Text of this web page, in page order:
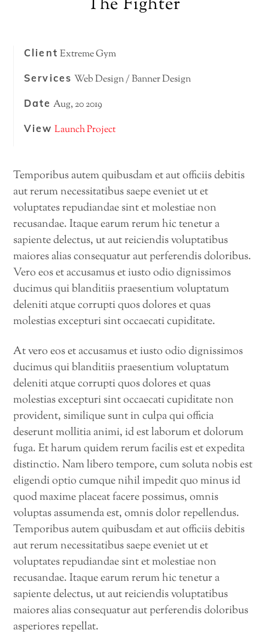
Client Extreme Gym
Services Web Design / Banner Design
Date Aug, 20 2019
View Launch Project
Temporibus autem quibusdam et aut officiis debitis
aut rerum necessitatibus saepe eveniet ut et
voluptates repudiandae sint et molestiae non
recusandae. Itaque earum rerum hic tenetur a
sapiente delectus, ut aut reiciendis voluptatibus
maiores alias consequatur aut perferendis doloribus.
Vero eos et accusamus et iusto odio dignissimos
ducimus qui blanditiis praesentium voluptatum
deleniti atque corrupti quos dolores et quas
molestias excepturi sint occaecati cupiditate.
At vero eos et accusamus et iusto odio dignissimos
ducimus qui blanditiis praesentium voluptatum
deleniti atque corrupti quos dolores et quas
molestias excepturi sint occaecati cupiditate non
provident, similique sunt in culpa qui officia
deserunt mollitia animi, id est laborum et dolorum
fuga. Et harum quidem rerum facilis est et expedita
distinctio. Nam libero tempore, cum soluta nobis est
eligendi optio cumque nihil impedit quo minus id
quod maxime placeat facere possimus, omnis
voluptas assumenda est, omnis dolor repellendus.
Temporibus autem quibusdam et aut officiis debitis
aut rerum necessitatibus saepe eveniet ut et
voluptates repudiandae sint et molestiae non
recusandae. Itaque earum rerum hic tenetur a
sapiente delectus, ut aut reiciendis voluptatibus
maiores alias consequatur aut perferendis doloribus
asperiores repellat.